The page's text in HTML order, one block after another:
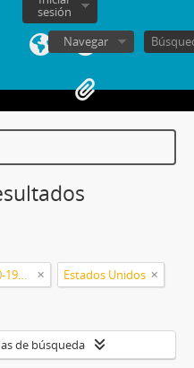
sesión
Navegar
Jorge Gustavo Leigh Guzmán (1920-1999) Estados Unidos
de búsqueda